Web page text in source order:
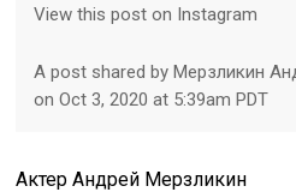
View this post on Instagram
A post shared by Мерзликин
on Oct 3, 2020 at 5:39am PDT
Актер Андрей Мерзликин